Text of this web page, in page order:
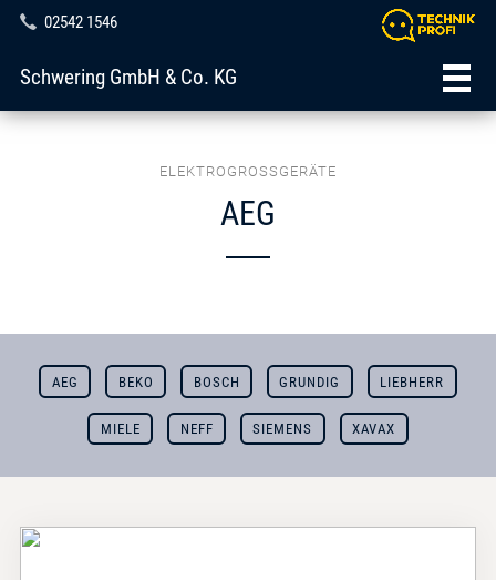
02542 1546
Schwering GmbH & Co. KG
ELEKTROGROSSGERÄTE
AEG
AEG BEKO BOSCH GRUNDIG LIEBHERR
MIELE NEFF SIEMENS XAVAX